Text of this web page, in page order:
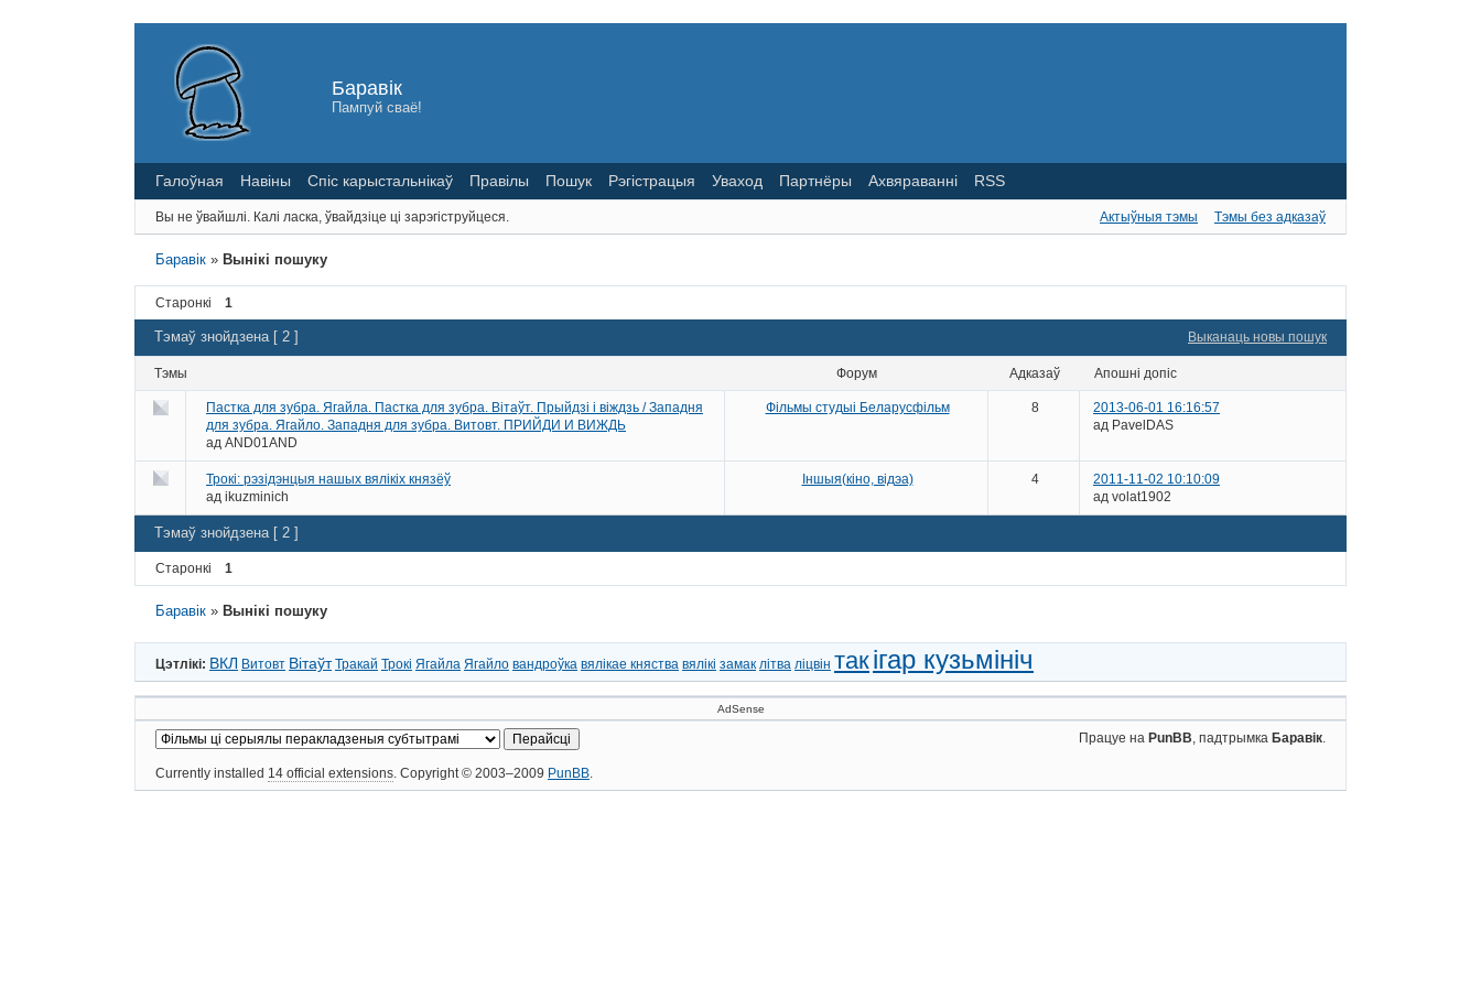
Баравік
Пампуй сваё!
Галоўная Навіны Спіс карыстальнікаў Правілы Пошук Рэгістрацыя Уваход Партнёры Ахвяраванні RSS
Вы не ўвайшлі. Калі ласка, ўвайдзіце ці зарэгіструйцеся. Актыўныя тэмы Тэмы без адказаў
Баравік » Вынікі пошуку
Старонкі 1
Выканаць новы пошук
Тэмаў знойдзена [ 2 ]
Тэмы Форум адказаў апошні допіс
Пастка для зубра. Ягайла. Пастка для зубра. Вітаўт. Прыйдзі і віждзь / Западня
для зубра. Ягайло. Западня для зубра. Витовт. ПРИЙДИ И ВИЖДЬ
ад AND01AND
Фільмы студыі Беларусфільм 8
2013-06-01 16:16:57
ад PavelDAS
Трокі: рэзідэнцыя нашых вялікіх князёў
ад ikuzminich
Іншыя(кіно, відэа) 4
2011-11-02 10:10:09
ад volat1902
Тэмаў знойдзена [ 2 ]
Старонкі 1
Баравік » Вынікі пошуку
Цэтлікі: ВКЛ Витовт Вітаўт Тракай Трокі Ягайла Ягайло вандроўка вялікае княства вялікі замак літва ліцвін такігар кузьмініч
AdSense
Працуе на PunBB, падтрымка Баравік.
Currently installed 14 official extensions. Copyright © 2003–2009 PunBB.